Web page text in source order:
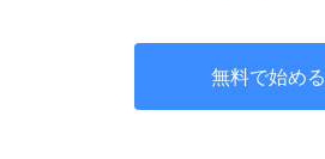
無料で始める